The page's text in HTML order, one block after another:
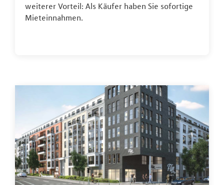
weiterer Vorteil: Als Käufer haben Sie sofortige
Mieteinnahmen.